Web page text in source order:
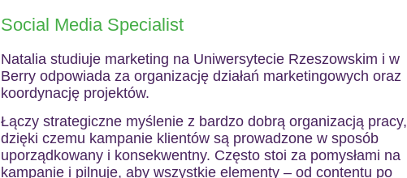
Social Media Specialist
Natalia studiuje marketing na Uniwersytecie Rzeszowskim i w
Berry odpowiada za organizację działań marketingowych oraz
koordynację projektów.
Łączy strategiczne myślenie z bardzo dobrą organizacją pracy,
dzięki czemu kampanie klientów są prowadzone w sposób
uporządkowany i konsekwentny. Często stoi za pomysłami na
kampanie i pilnuje, aby wszystkie elementy – od contentu po